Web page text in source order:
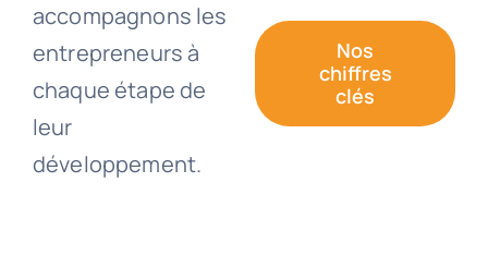
accompagnons les
entrepreneurs à
chaque étape de
leur
développement.
Nos
chiffres
clés